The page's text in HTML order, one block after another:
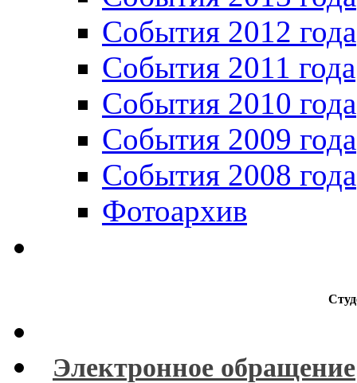
События 2012 года
События 2011 года
События 2010 года
События 2009 года
События 2008 года
Фотоархив
Электронное обращение